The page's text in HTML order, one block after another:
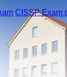
CISSP Exam